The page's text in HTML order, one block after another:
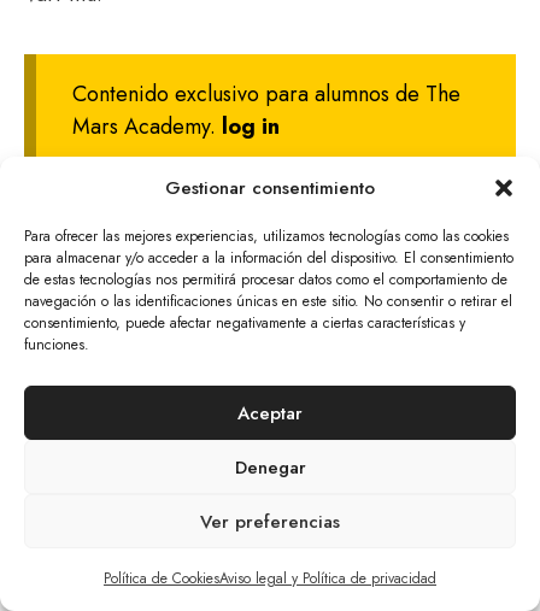
Gestionar consentimiento
Para ofrecer las mejores experiencias, utilizamos tecnologías como las cookies
para almacenar y/o acceder a la información del dispositivo. El consentimiento
de estas tecnologías nos permitirá procesar datos como el comportamiento de
navegación o las identificaciones únicas en este sitio. No consentir o retirar el
consentimiento, puede afectar negativamente a ciertas características y
funciones.
Aceptar
Denegar
Ver preferencias
Política de CookiesAviso legal y Política de privacidad
Contenido exclusivo para alumnos de The
Mars Academy. log in
© 2026 The Mars Citizen
Aviso Legal Y Política De PrivacidadCookies
Tratamiento De Datos Personales
0,00€